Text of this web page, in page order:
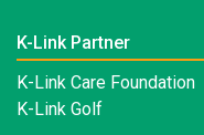
K-Link Partner
K-Link Care Foundation
K-Link Golf